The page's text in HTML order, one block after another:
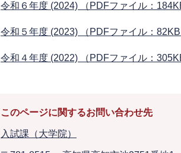
令和６年度 (2024) （PDFファイル：
令和５年度 (2023) （PDFファイル：82KB
令和４年度 (2022) （PDFファイル：
このページに関するお問い合わせ先
入試課（大学院）